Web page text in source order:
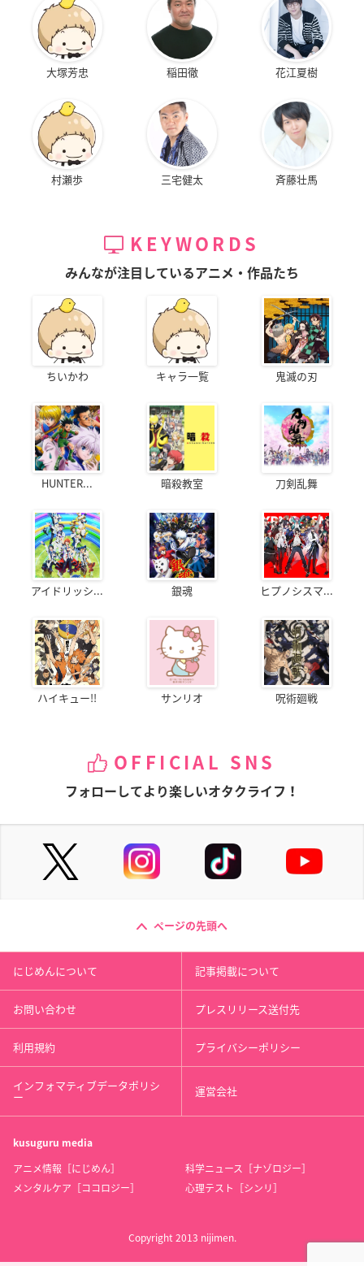
大塚芳忠 稲田徹 花江夏樹
村瀬歩 三宅健太 斉藤壮馬
KEYWORDS
みんなが注目しているアニメ・作品たち
ちいかわ キャラ一覧 鬼滅の刃
HUNTER... 暗殺教室 刀剣乱舞
アイドリッシ... 銀魂 ヒプノシスマ...
ハイキュー!! サンリオ 呪術廻戦
OFFICIAL SNS
フォローしてより楽しいオタクライフ！
ページの先頭へ
にじめんについて 記事掲載について
お問い合わせ プレスリリース送付先
利用規約 プライバシーポリシー
インフォマティブデータポリシ
ー 運営会社
kusuguru media
アニメ情報［にじめん］
科学ニュース［ナゾロジー］
メンタルケア［ココロジー］
心理テスト［シンリ］
Copyright 2013 nijimen.